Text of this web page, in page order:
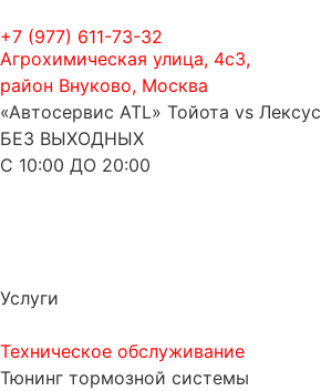
+7 (977) 611-73-32
Агрохимическая улица, 4с3,
район Внуково, Москва
«Автосервис ATL» Тойота vs Лексус
БЕЗ ВЫХОДНЫХ
С 10:00 ДО 20:00
Услуги
Техническое обслуживание
Тюнинг тормозной системы